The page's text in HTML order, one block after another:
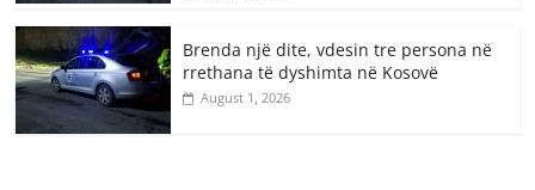
Brenda një dite, vdesin tre persona në
rrethana të dyshimta në Kosovë
August 1, 2026